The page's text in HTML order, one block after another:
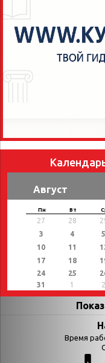
Август
Пн Вт
27 28
3
4 5
10
11
17
18
24
25
31
1 2
Время